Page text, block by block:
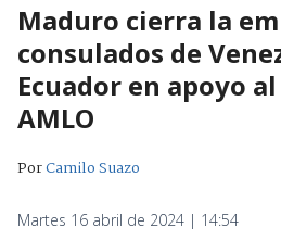
Maduro cierra la
consulados de
Ecuador en apoyo
AMLO
PorCamilo Suazo
Martes 16 abril de 2024 | 14:54